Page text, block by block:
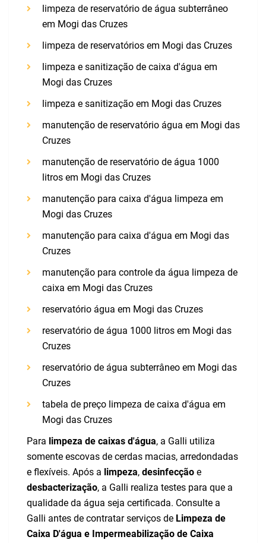
limpeza de reservatório de água subterrâneo
em Mogi das Cruzes
limpeza de reservatórios em Mogi das Cruzes
limpeza e sanitização de caixa d'água em
Mogi das Cruzes
limpeza e sanitização em Mogi das Cruzes
manutenção de reservatório água em Mogi das
Cruzes
manutenção de reservatório de água 1000
litros em Mogi das Cruzes
manutenção para caixa d'água limpeza em
Mogi das Cruzes
manutenção para caixa d'água em Mogi das
Cruzes
manutenção para controle da água limpeza de
caixa em Mogi das Cruzes
reservatório água em Mogi das Cruzes
reservatório de água 1000 litros em Mogi das
Cruzes
reservatório de água subterrâneo em Mogi das
Cruzes
tabela de preço limpeza de caixa d'água em
Mogi das Cruzes
Para limpeza de caixas d'água, a Galli utiliza
somente escovas de cerdas macias, arredondadas
e flexíveis. Após a limpeza, desinfecção e
desbacterização, a Galli realiza testes para que a
qualidade da água seja certificada. Consulte a
Galli antes de contratar serviços de Limpeza de
Caixa D'água e Impermeabilização de Caixa